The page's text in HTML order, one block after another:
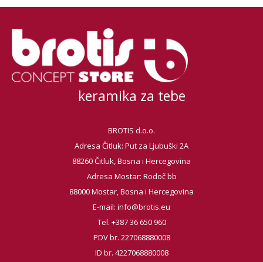
keramika za tebe
BROTIS d.o.o.
Adresa Čitluk: Put za Ljubuški 2A
88260 Čitluk, Bosna i Hercegovina
Adresa Mostar: Rodoč bb
88000 Mostar, Bosna i Hercegovina
E-mail: info@brotis.eu
Tel. +387 36 650 960
PDV br. 227068880008
ID br. 4227068880008